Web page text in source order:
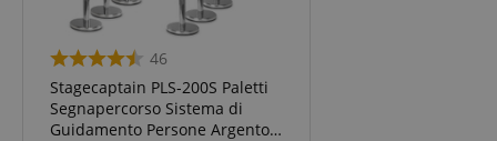
46
Stagecaptain PLS-200S Paletti
Segnapercorso Sistema di
Guidamento Persone Argento